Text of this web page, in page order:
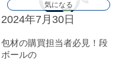
気になる
2024年7月30日
包材の購買担当者必見！段
ボールの